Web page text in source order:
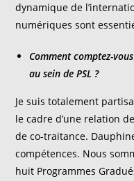
dynamique de
numériques sont
Comment comptez-
au sein de PSL ?
Je suis totalement
le cadre d’une relation
de co-traitance.
compétences. Nous
huit Programmes